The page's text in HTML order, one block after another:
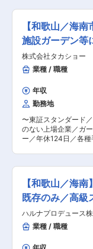
実の福利厚生： ＜制
間単位で年次有給休
抜けることも可能で
度：通院などに使用
で積立が可。年次有
す。 変更の範囲：
よびWebコンテンツ
しております。代表
for LIFE みんなの窓
談・各種申請を、
からオンラインでの
サービス詳細は下記
https://pp.cyber-
digital/
体DXのための新規サ
す。 ■業務内容： 「Open LINK for LIFE みんな
の窓口」をはじめと
発〜テスト・検証〜
の他、下記のような
既存公共サービスの
サービス開発の新規
若手技術者へのノウ
境： 言語 ・バック
JavaScript、
React、HTML、CSS
／Windows ・テスト
Docker DB：
ール：VS Code、Git ■メンバー構成／チーム
制： ・課長1名（50
代）、課長補佐3名
【和歌山／海
施設ガーデン等
一気通貫
株式会社タカショー
業種 / 職種
年収
勤務地
〜東証スタンダード
のない上場企業／ガ
ー／年休124日／各
ます。製品の企画段
向性を擦り合わせる
の一連工程に携われます。 ■具体的
な製品例：目調のカ
置可能なエクステリ
を表現した爽土エク
まった後、2D-CAD
行します。設計完了
せを重ね、商品化を図ります。
【和歌山／海
既存のみ／高級
売・製造
ハルナプロデュース
業種 / 職種